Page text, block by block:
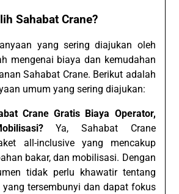
Sahabat Crane?
yang sering diajukan oleh
mengenai biaya dan kemudahan
Sahabat Crane. Berikut adalah
umum yang sering diajukan:
Crane Gratis Biaya Operator,
Ya, Sahabat Crane
all-inclusive yang mencakup
bakar, dan mobilisasi. Dengan
tidak perlu khawatir tentang
tersembunyi dan dapat fokus